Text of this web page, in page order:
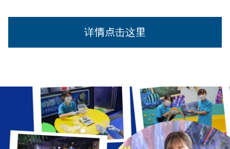
详情点击这里